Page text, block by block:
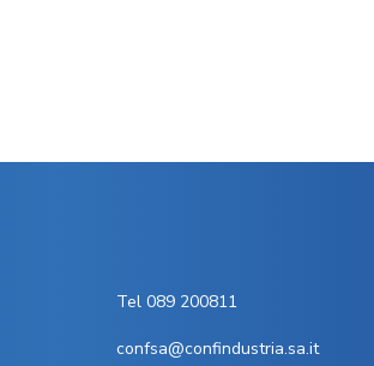
Tel 089 200811
confsa@confindustria.sa.it